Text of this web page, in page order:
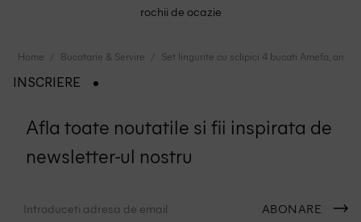
rochii de ocazie
Home Bucatarie & Servire Set lingurite cu sclipici 4 bucati Amefa,
INSCRIERE
Afla toate noutatile si fii inspirata de
newsletter-ul nostru
ABONARE